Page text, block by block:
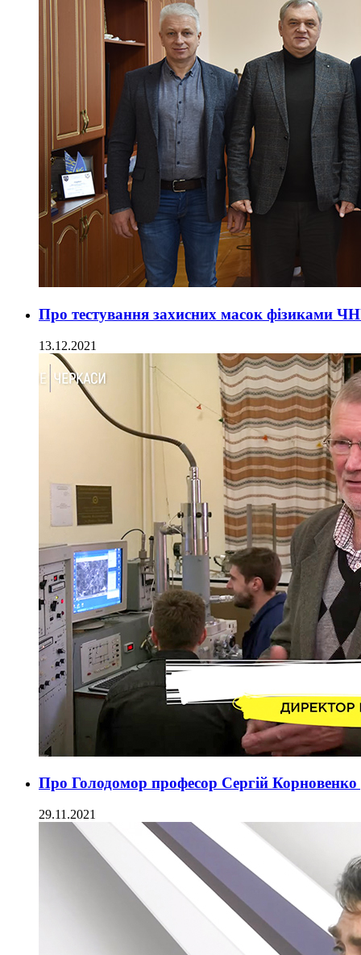
Про тестування захисних масок фізиками
13.12.2021
Про Голодомор професор Сергій
29.11.2021